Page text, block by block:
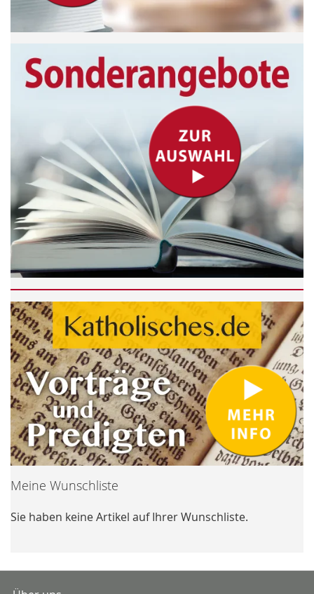
Meine Wunschliste
Sie haben keine Artikel auf Ihrer Wunschliste.